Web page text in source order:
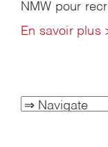
NMW pour
En savoir plus